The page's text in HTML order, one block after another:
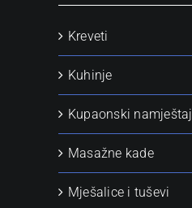
Kreveti
Kuhinje
Kupaonski namještaj
Masažne kade
Mješalice i tuševi